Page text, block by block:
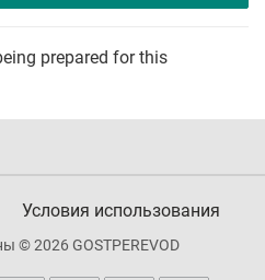
prepared for this
Условия использования
© 2026 GOSTPEREVOD